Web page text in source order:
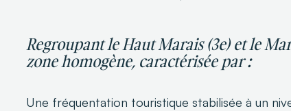
Regroupant le Haut Marais (3e) et le
zone homogène, caractérisée par :
Une fréquentation touristique stabilisée à un